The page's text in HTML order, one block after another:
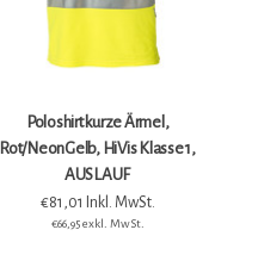
Poloshirt kurze Ärmel,
Rot/NeonGelb, HiVis Klasse 1,
AUSLAUF
€81,01 Inkl. MwSt.
€66,95 exkl. MwSt.